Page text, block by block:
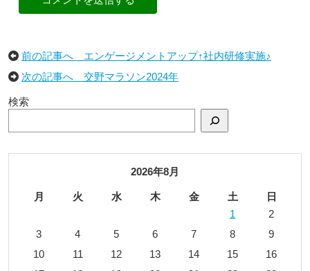
前の記事へ エンゲージメントアップ↑社内研修実施♪
次の記事へ 交野マラソン2024年
検索
2026年8月
月 火 水 木 金 土
日
1
2
3
4 5 6 7 8
9
10
11 12 13 14 15
16